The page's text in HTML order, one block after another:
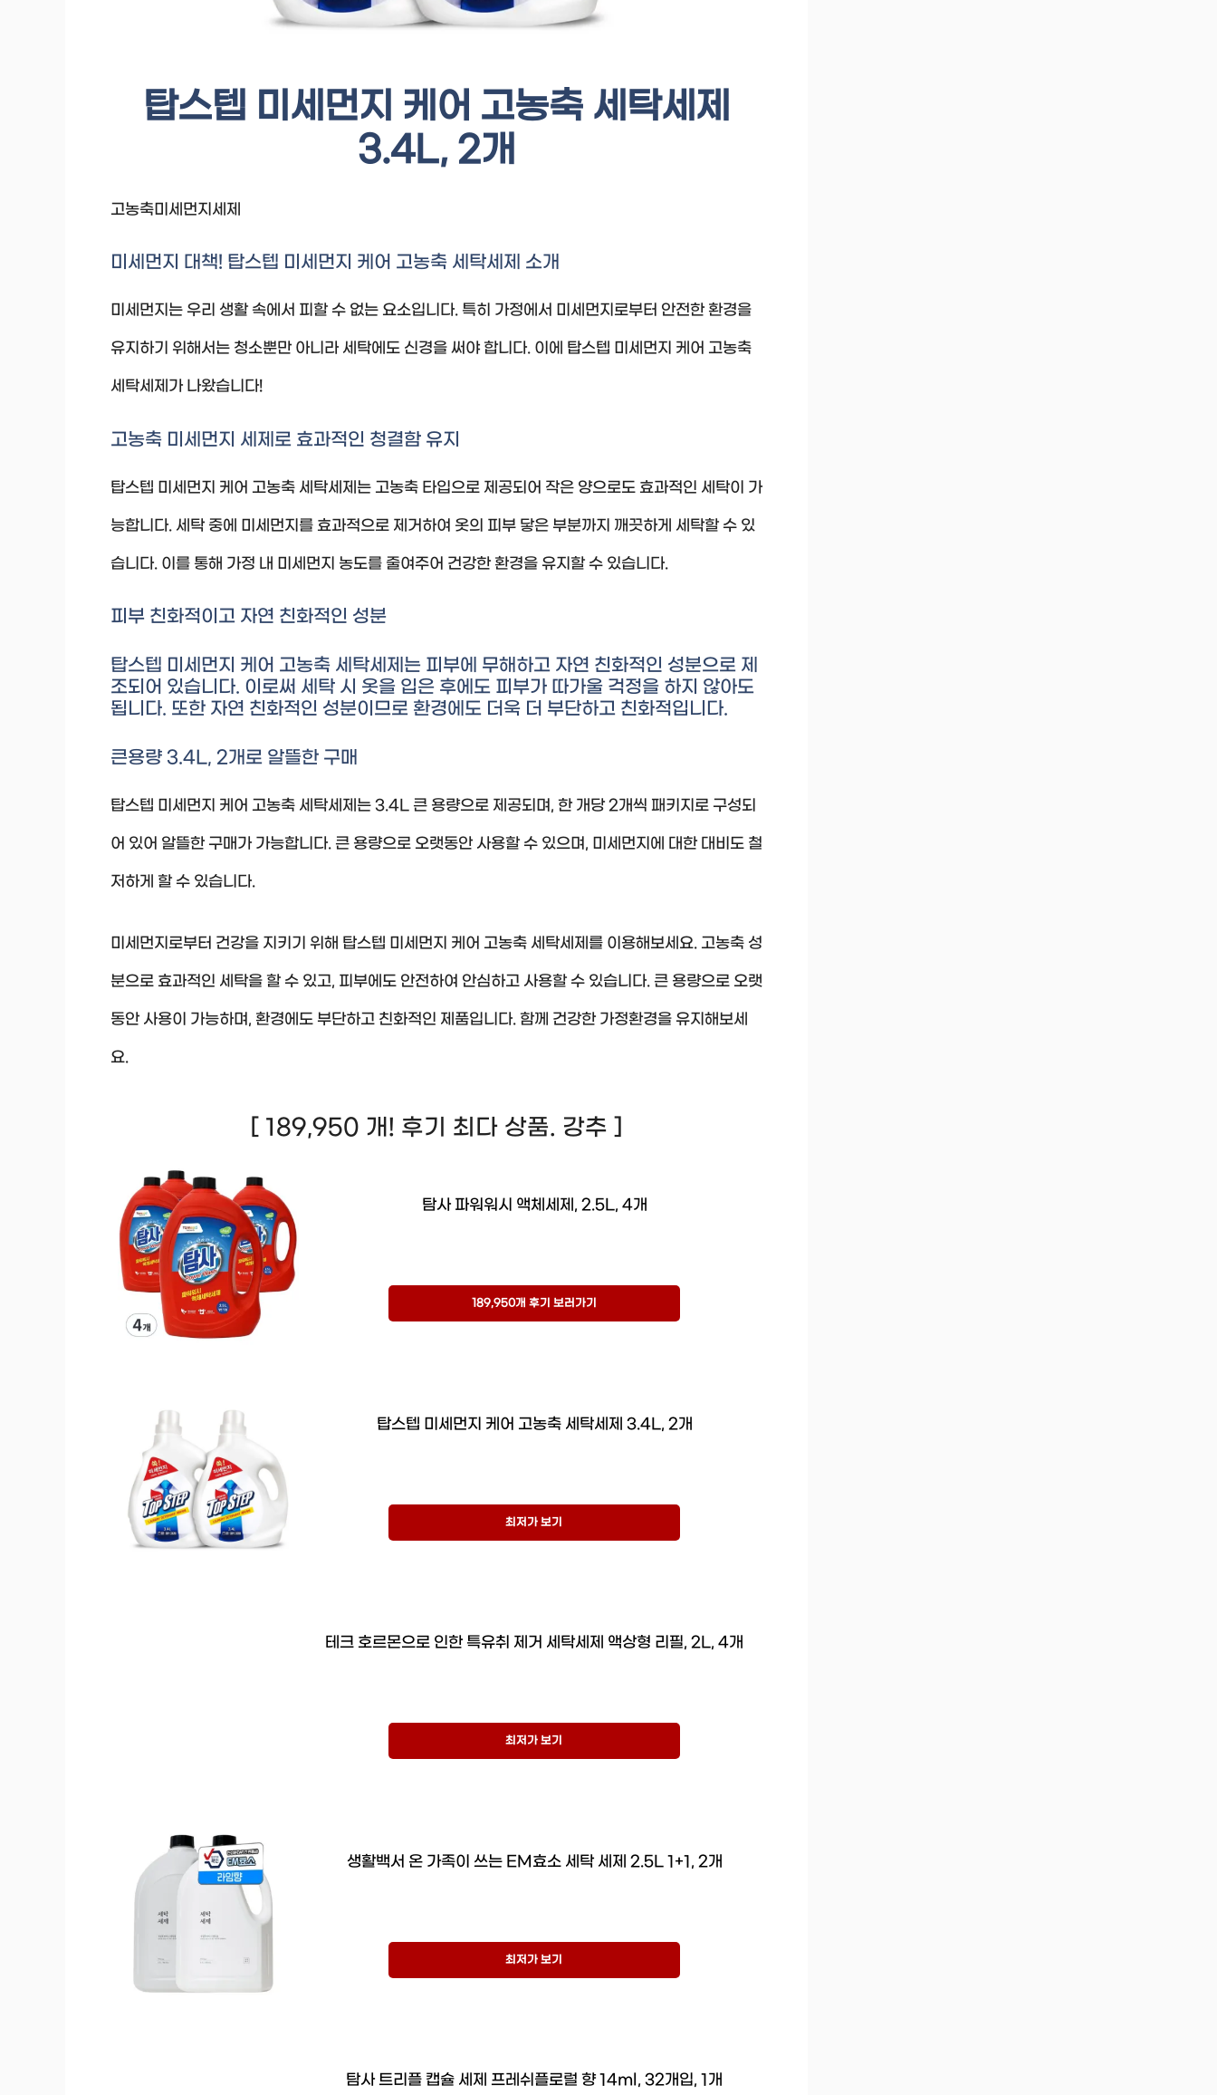
탑스텝 미세먼지 케어 고농축 세탁세제
3.4L, 2개
고농축미세먼지세제
미세먼지 대책! 탑스텝 미세먼지 케어 고농축 세탁세제 소개
미세먼지는 우리 생활 속에서 피할 수 없는 요소입니다. 특히 가정에서 미세먼지로부터 안전한 환경을
유지하기 위해서는 청소뿐만 아니라 세탁에도 신경을 써야 합니다. 이에 탑스텝 미세먼지 케어 고농축
세탁세제가 나왔습니다!
고농축 미세먼지 세제로 효과적인 청결함 유지
탑스텝 미세먼지 케어 고농축 세탁세제는 고농축 타입으로 제공되어 작은 양으로도 효과적인 세탁이 가
능합니다. 세탁 중에 미세먼지를 효과적으로 제거하여 옷의 피부 닿은 부분까지 깨끗하게 세탁할 수 있
습니다. 이를 통해 가정 내 미세먼지 농도를 줄여주어 건강한 환경을 유지할 수 있습니다.
피부 친화적이고 자연 친화적인 성분
탑스텝 미세먼지 케어 고농축 세탁세제는 피부에 무해하고 자연 친화적인 성분으로 제
조되어 있습니다. 이로써 세탁 시 옷을 입은 후에도 피부가 따가울 걱정을 하지 않아도
됩니다. 또한 자연 친화적인 성분이므로 환경에도 더욱 더 부단하고 친화적입니다.
큰용량 3.4L, 2개로 알뜰한 구매
탑스텝 미세먼지 케어 고농축 세탁세제는 3.4L 큰 용량으로 제공되며, 한 개당 2개씩 패키지로 구성되
어 있어 알뜰한 구매가 가능합니다. 큰 용량으로 오랫동안 사용할 수 있으며, 미세먼지에 대한 대비도 철
저하게 할 수 있습니다.
미세먼지로부터 건강을 지키기 위해 탑스텝 미세먼지 케어 고농축 세탁세제를 이용해보세요. 고농축 성
분으로 효과적인 세탁을 할 수 있고, 피부에도 안전하여 안심하고 사용할 수 있습니다. 큰 용량으로 오랫
동안 사용이 가능하며, 환경에도 부단하고 친화적인 제품입니다. 함께 건강한 가정환경을 유지해보세
요.
[ 189,950 개! 후기 최다 상품. 강추 ]
탐사 파워워시 액체세제, 2.5L, 4개
189,950개 후기 보러가기
탑스텝 미세먼지 케어 고농축 세탁세제 3.4L, 2개
최저가 보기
테크 호르몬으로 인한 특유취 제거 세탁세제 액상형 리필, 2L, 4개
최저가 보기
생활백서 온 가족이 쓰는 EM효소 세탁 세제 2.5L 1+1, 2개
최저가 보기
탐사 트리플 캡슐 세제 프레쉬플로럴 향 14ml, 32개입, 1개